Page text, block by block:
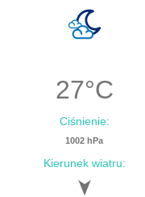
27°C
Ciśnienie:
1002 hPa
Kierunek wiatru: